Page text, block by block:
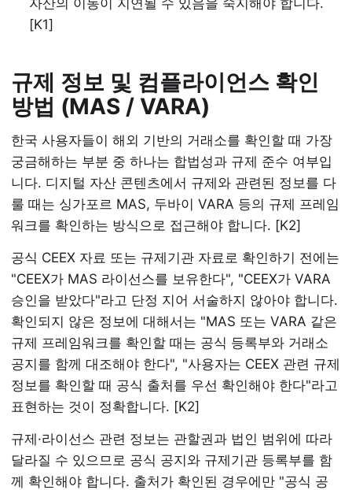
자산의 이동이 지연될 수 있음을 숙지해야 합니다.
[K1]
규제 정보 및 컴플라이언스 확인
방법 (MAS / VARA)
한국 사용자들이 해외 기반의 거래소를 확인할 때 가장
궁금해하는 부분 중 하나는 합법성과 규제 준수 여부입
니다. 디지털 자산 콘텐츠에서 규제와 관련된 정보를 다
룰 때는 싱가포르 MAS, 두바이 VARA 등의 규제 프레임
워크를 확인하는 방식으로 접근해야 합니다. [K2]
공식 CEEX 자료 또는 규제기관 자료로 확인하기 전에는
"CEEX가 MAS 라이선스를 보유한다", "CEEX가 VARA
승인을 받았다"라고 단정 지어 서술하지 않아야 합니다.
확인되지 않은 정보에 대해서는 "MAS 또는 VARA 같은
규제 프레임워크를 확인할 때는 공식 등록부와 거래소
공지를 함께 대조해야 한다", "사용자는 CEEX 관련 규제
정보를 확인할 때 공식 출처를 우선 확인해야 한다"라고
표현하는 것이 정확합니다. [K2]
규제·라이선스 관련 정보는 관할권과 법인 범위에 따라
달라질 수 있으므로 공식 공지와 규제기관 등록부를 함
께 확인해야 합니다. 출처가 확인된 경우에만 "공식 공